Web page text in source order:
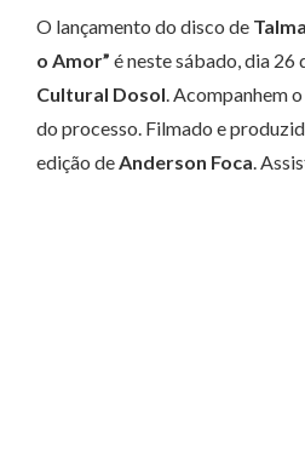
O lançamento do disco de
o Amor” é neste sábado, dia 26
Cultural Dosol. Acompanhem
do processo. Filmado e
edição deAnderson Foca.